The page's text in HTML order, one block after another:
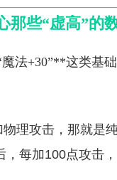
那些“虚高”的
法+30”**这类基
物理攻击，那就是
，每加100点攻击